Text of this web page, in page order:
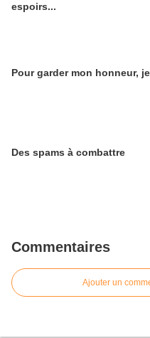
espoirs...
Pour garder mon honneur,
Des spams à combattre
Commentaires
Ajouter un